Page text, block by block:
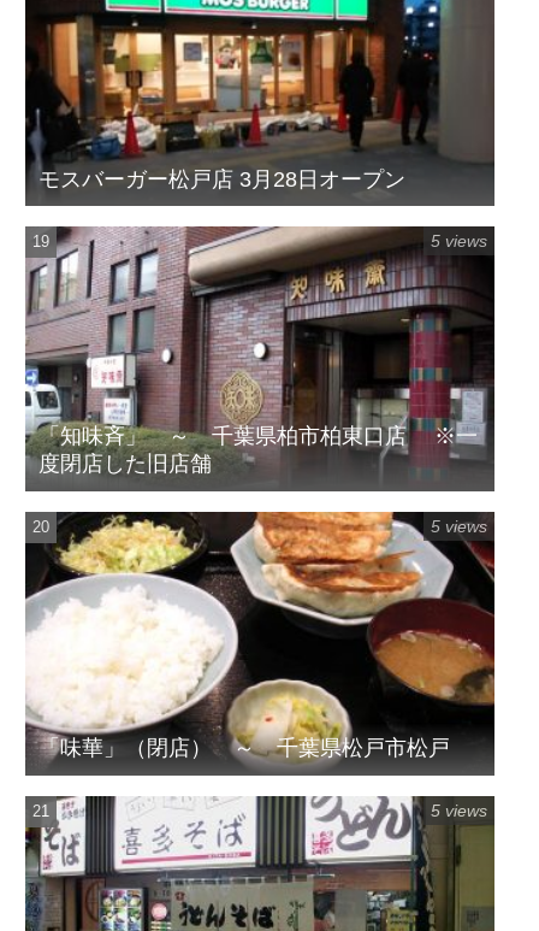
モスバーガー松戸店 3月28日オープン
「知味斉」 ～ 千葉県柏市柏東口店 ※一
度閉店した旧店舗
5 views
「味華」（閉店） ～ 千葉県松戸市松戸
5 views
5 views